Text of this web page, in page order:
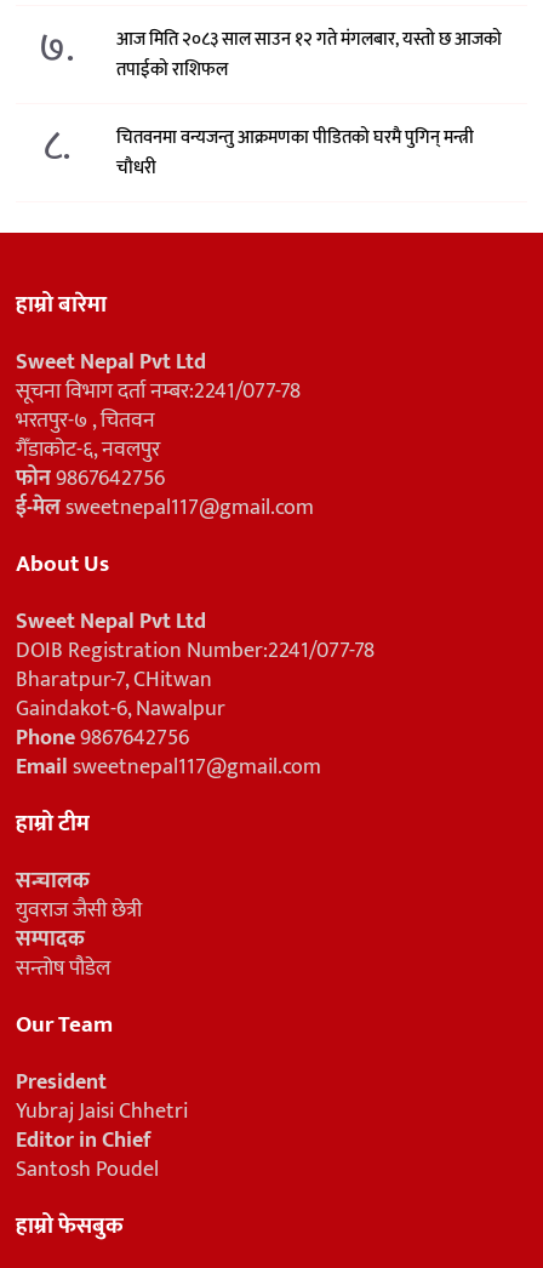
७.
आज मिति २०८३ साल साउन १२ गते मंगलबार, यस्तो छ आजको
तपाईको राशिफल
८.
चितवनमा वन्यजन्तु आक्रमणका पीडितको घरमै पुगिन् मन्त्री
चौधरी
हाम्रो बारेमा
Sweet Nepal Pvt Ltd
सूचना विभाग दर्ता नम्बर:2241/077-78
भरतपुर-७ , चितवन
गैँडाकोट-६, नवलपुर
फोन9867642756
ई-मेलsweetnepal117@gmail.com
About Us
Sweet Nepal Pvt Ltd
DOIB Registration Number:2241/077-78
Bharatpur-7, CHitwan
Gaindakot-6, Nawalpur
Phone9867642756
Emailsweetnepal117@gmail.com
हाम्रो टीम
सन्चालक
युवराज जैसी छेत्री
सम्पादक
सन्तोष पौडेल
Our Team
President
Yubraj Jaisi Chhetri
Editor in Chief
Santosh Poudel
हाम्रो फेसबुक